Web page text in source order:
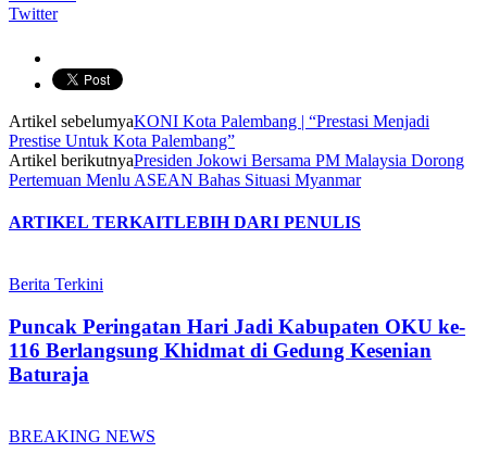
Twitter
Artikel sebelumyaKONI Kota Palembang | “Prestasi Menjadi
Prestise Untuk Kota Palembang”
Artikel berikutnyaPresiden Jokowi Bersama PM Malaysia Dorong
Pertemuan Menlu ASEAN Bahas Situasi Myanmar
ARTIKEL TERKAITLEBIH DARI PENULIS
Berita Terkini
Puncak Peringatan Hari Jadi Kabupaten OKU ke-
116 Berlangsung Khidmat di Gedung Kesenian
Baturaja
BREAKING NEWS